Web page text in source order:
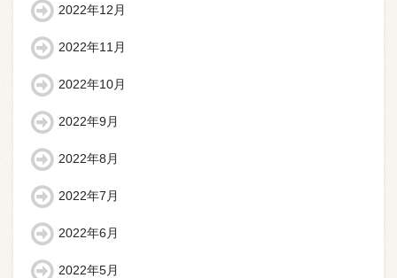
2022年12月
2022年11月
2022年10月
2022年9月
2022年8月
2022年7月
2022年6月
2022年5月